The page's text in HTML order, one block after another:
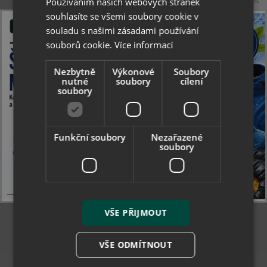
remove add
Zobrazit varianty
Facebook Twitter
kopíruj
list Popis list Parametry produktu
Gelová stélka pod přední část chodidla,
speciálně tvarovaná do letních bot, tzv. žabek.
snižuje riziko tvorby puchýřů mezi prsty. Přední
část stélky je tvarovaná pro meziprstní pásek.
souhlasíte se všemi soubory cookie v
souladu s našimi zásadami používání
souborů cookie. Více informací
Nezbytně
nutné
soubory
Výkonové
soubory
Soubory
cílení
Funkční soubory
Nezařazené
soubory
VŠE PŘIJMOUT
VŠE ODMÍTNOUT